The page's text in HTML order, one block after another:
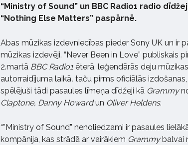
“Ministry of Sound” un BBC Radio1 radio
“Nothing Else Matters” paspārnē.
Abas mūzikas izdevniecības pieder Sony UK un ir
mūzikas izdevēji. “Never Been in Love” publiskais
2.martā BBC Radio1 ēterā, leģendārās deju
autorraidījuma laikā, taču pirms oficiālās
spēlējuši tādi pasaules līmeņa dīdžeji kā Grammy
Claptone, Danny Howardun Oliver Heldens.
“”Ministry of Sound” nenoliedzami ir pasaules
kompānija, kas strādā ar vairākiem Grammybalvai